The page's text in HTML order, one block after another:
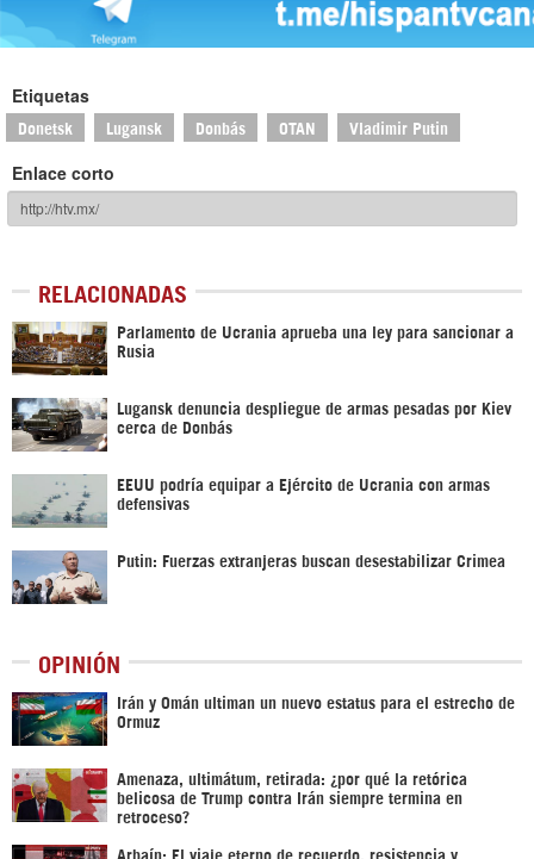
Etiquetas
Donetsk Lugansk Donbás OTAN Vladimir Putin
Enlace corto
RELACIONADAS
Parlamento de Ucrania aprueba una ley para sancionar a
Rusia
Lugansk denuncia despliegue de armas pesadas por Kiev
cerca de Donbás
EEUU podría equipar a Ejército de Ucrania con armas
defensivas
Putin: Fuerzas extranjeras buscan desestabilizar Crimea
OPINIÓN
Irán y Omán ultiman un nuevo estatus para el estrecho de
Ormuz
Amenaza, ultimátum, retirada: ¿por qué la retórica
belicosa de Trump contra Irán siempre termina en
retroceso?
Arbaín: El viaje eterno de recuerdo, resistencia y